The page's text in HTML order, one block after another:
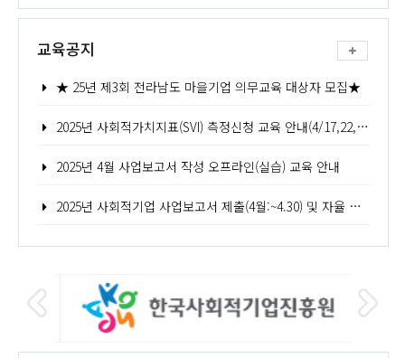
교육공지
★ 25년 제3회 전라남도 마을기업 의무교육 대상자 모집★
2025년 사회적가치지표(SVI) 측정신청 교육 안내(4/17,22,24,25,)
2025년 4월 사업보고서 작성 오프라인(실습) 교육 안내
2025년 사회적기업 사업보고서 제출(4월:~4.30) 및 자율 경영공시 안내